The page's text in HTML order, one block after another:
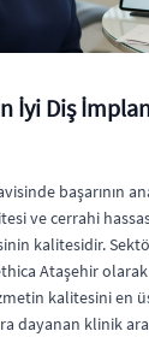
İyi Diş
başarının
ve cerrahi
kalitesidir.
Ataşehir olarak
kalitesini en
dayanan klinik